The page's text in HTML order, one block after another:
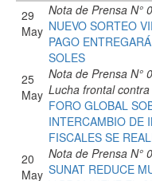
29
May
Nota de Prensa N°
NUEVO SORTEO
PAGO
SOLES
25
May
Nota de Prensa N°
Lucha frontal
FORO GLOBAL
INTERCAMBIO DE
FISCALES SE
20
May
Nota de Prensa N°
SUNAT REDUCE